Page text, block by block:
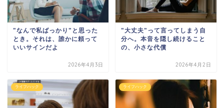
"なんで私ばっかり"と思った
とき。それは、誰かに頼って
いいサインだよ
2026年4月3日
"大丈夫"って言ってしまう自
分へ。本音を隠し続けること
の、小さな代償
2026年4月2日
ライフハック ライフハック